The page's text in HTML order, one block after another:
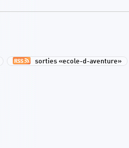
sorties «ecole-d-aventure»